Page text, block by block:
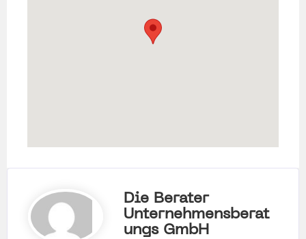
Die Berater
Unternehmensberat
Ungs GmbH